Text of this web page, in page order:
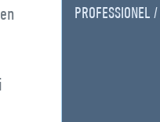
PROFESSIONEL